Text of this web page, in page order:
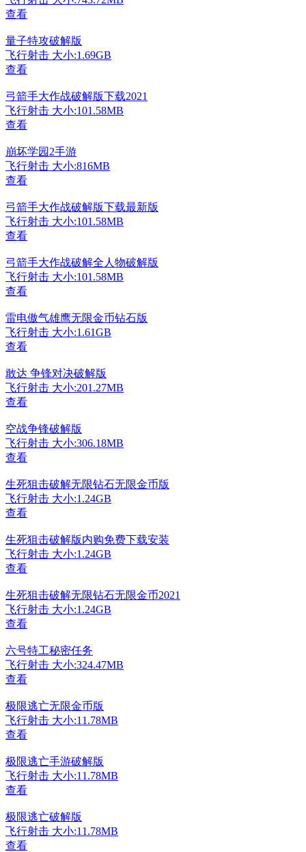
查看
量子特攻破解版
飞行射击 大小:1.69GB
查看
弓箭手大作战破解版下载2021
飞行射击 大小:101.58MB
查看
崩坏学园2手游
飞行射击 大小:816MB
查看
弓箭手大作战破解版下载最新版
飞行射击 大小:101.58MB
查看
弓箭手大作战破解全人物破解版
飞行射击 大小:101.58MB
查看
雷电傲气雄鹰无限金币钻石版
飞行射击 大小:1.61GB
查看
敢达 争锋对决破解版
飞行射击 大小:201.27MB
查看
空战争锋破解版
飞行射击 大小:306.18MB
查看
生死狙击破解无限钻石无限金币版
飞行射击 大小:1.24GB
查看
生死狙击破解版内购免费下载安装
飞行射击 大小:1.24GB
查看
生死狙击破解无限钻石无限金币2021
飞行射击 大小:1.24GB
查看
六号特工秘密任务
飞行射击 大小:324.47MB
查看
极限逃亡无限金币版
飞行射击 大小:11.78MB
查看
极限逃亡手游破解版
飞行射击 大小:11.78MB
查看
极限逃亡破解版
飞行射击 大小:11.78MB
查看